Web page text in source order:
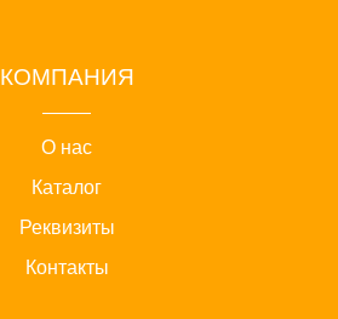
КОМПАНИЯ
О нас
Каталог
Реквизиты
Контакты